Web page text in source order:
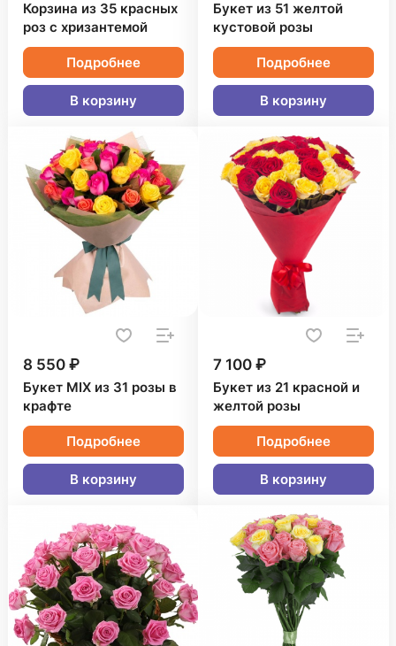
Корзина из 35 красных
роз с хризантемой
Подробнее
В корзину
Букет из 51 желтой
кустовой розы
Подробнее
В корзину
8 550 ₽
Букет MIX из 31 розы в
крафте
Подробнее
В корзину
7 100 ₽
Букет из 21 красной и
желтой розы
Подробнее
В корзину